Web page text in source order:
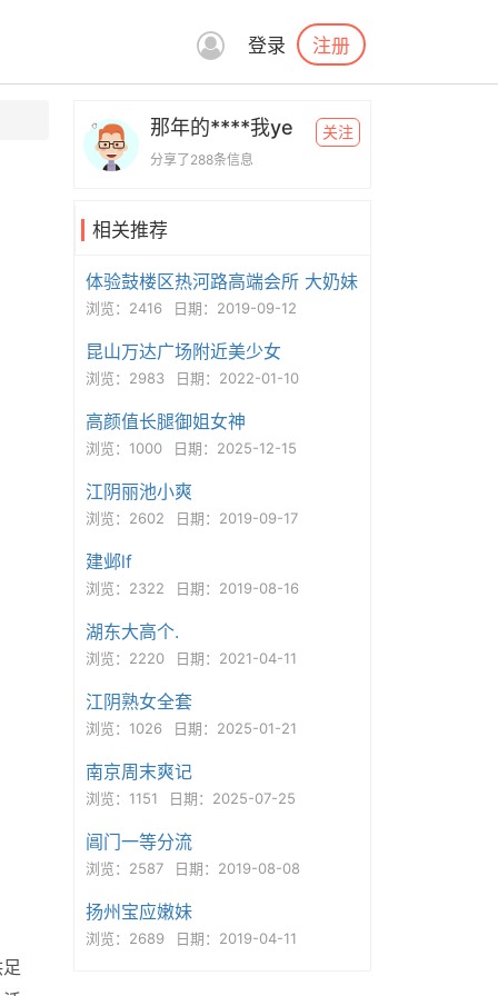
登录 注册
那年的****我ye
分享了288条信息
关注
相关推荐
体验鼓楼区热河路高端会所 大奶妹
浏览：2416 日期：2019-09-12
昆山万达广场附近美少女
浏览：2983 日期：2022-01-10
高颜值长腿御姐女神
浏览：1000 日期：2025-12-15
江阴丽池小爽
浏览：2602 日期：2019-09-17
建邺lf
浏览：2322 日期：2019-08-16
湖东大高个.
浏览：2220 日期：2021-04-11
江阴熟女全套
浏览：1026 日期：2025-01-21
南京周末爽记
浏览：1151 日期：2025-07-25
阊门一等分流
浏览：2587 日期：2019-08-08
扬州宝应嫩妹
浏览：2689 日期：2019-04-11